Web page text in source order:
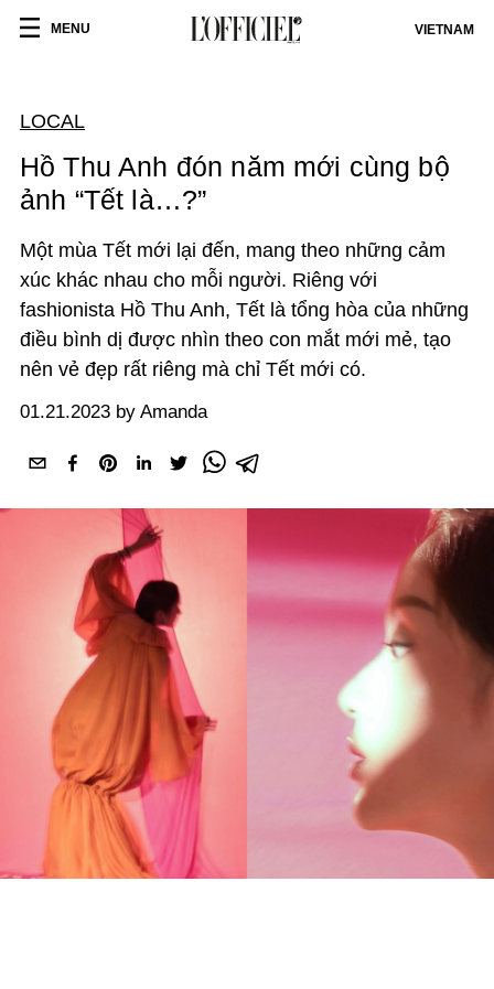
MENU VIETNAM
LOCAL
Hồ Thu Anh đón năm mới cùng bộ
ảnh “Tết là…?”
Một mùa Tết mới lại đến, mang theo những cảm
xúc khác nhau cho mỗi người. Riêng với
fashionista Hồ Thu Anh, Tết là tổng hòa của những
điều bình dị được nhìn theo con mắt mới mẻ, tạo
nên vẻ đẹp rất riêng mà chỉ Tết mới có.
01.21.2023 by Amanda